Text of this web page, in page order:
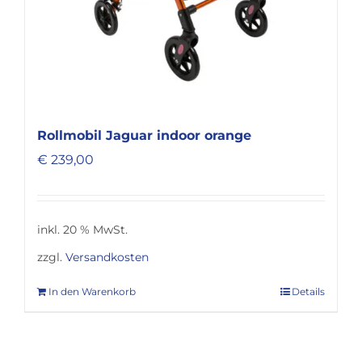
Rollmobil Jaguar indoor orange
€ 239,00
inkl. 20 % MwSt.
zzgl. Versandkosten
In den Warenkorb Details